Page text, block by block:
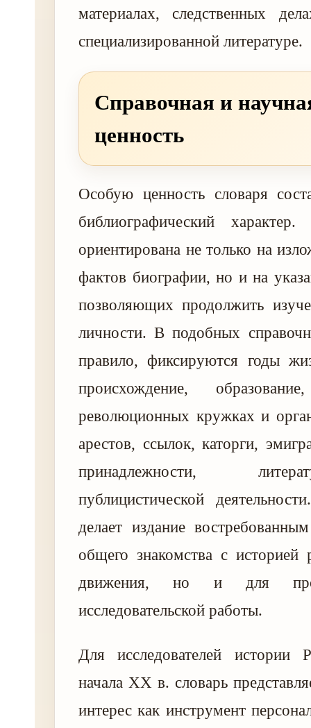
материалах, следственных
специализированной литературе.
Справочная и
ценность
Особую ценность словаря
библиографический
ориентирована не только на
фактов биографии, но и на
позволяющих продолжить
личности. В подобных
правило, фиксируются годы
происхождение,
революционных кружках и
арестов, ссылок, каторги,
принадлежности,
публицистической
делает издание
общего знакомства с историей
движения, но и для
исследовательской работы.
Для исследователей
начала XX в. словарь
интерес как инструмент